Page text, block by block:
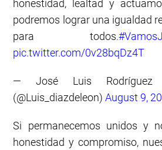
honestidad, lealtad y
podremos lograr una igualdad
para todos.
pic.twitter.com/0v28bqDz4T
— José Luis
(@Luis_diazdeleon)August 9,
Si permanecemos unidos y
honestidad y compromiso,